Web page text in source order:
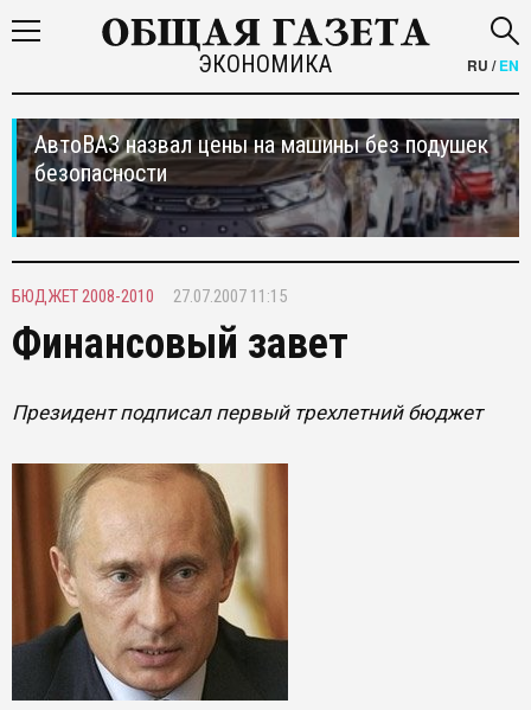
ЭКОНОМИКА RU /EN
АвтоВАЗ назвал цены на машины без подушек
безопасности
БЮДЖЕТ 2008-2010 27.07.2007 11:15
Финансовый завет
Президент подписал первый трехлетний бюджет